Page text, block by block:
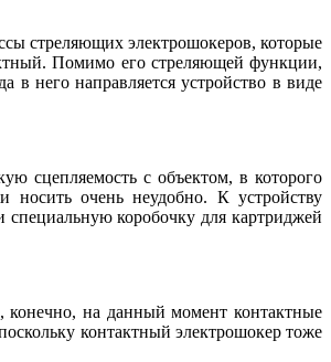
стреляющих электрошокеров, которые
Помимо его стреляющей функции,
в него направляется устройство в виде
сцепляемость с объектом, в которого
носить очень неудобно. К устройству
коробочку для картриджей
конечно, на данный момент контактные
контактный электрошокер тоже